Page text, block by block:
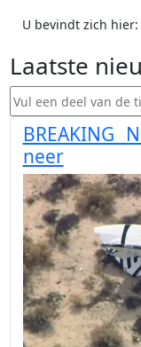
U bevindt zich hier:
Laatste
Vul een deel van de
BREAKING
neer